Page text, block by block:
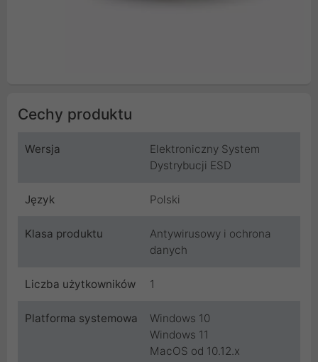
Cechy produktu
Wersja
Elektroniczny System
Dystrybucji ESD
Język Polski
Klasa produktu
Antywirusowy i ochrona
danych
Liczba użytkowników 1
Platforma systemowa
Windows 10
Windows 11
MacOS od 10.12.x